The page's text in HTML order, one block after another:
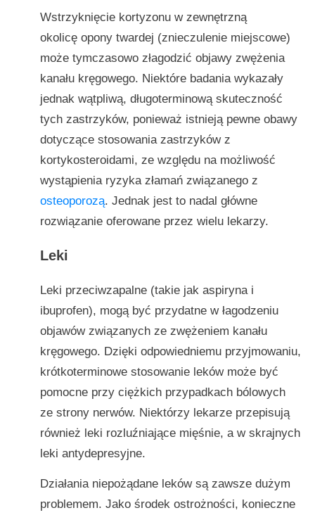
Wstrzyknięcie kortyzonu w zewnętrzną
okolicę opony twardej (znieczulenie miejscowe)
może tymczasowo złagodzić objawy zwężenia
kanału kręgowego. Niektóre badania wykazały
jednak wątpliwą, długoterminową skuteczność
tych zastrzyków, ponieważ istnieją pewne obawy
dotyczące stosowania zastrzyków z
kortykosteroidami, ze względu na możliwość
wystąpienia ryzyka złamań związanego z
osteoporozą. Jednak jest to nadal główne
rozwiązanie oferowane przez wielu lekarzy.
Leki
Leki przeciwzapalne (takie jak aspiryna i
ibuprofen), mogą być przydatne w łagodzeniu
objawów związanych ze zwężeniem kanału
kręgowego. Dzięki odpowiedniemu przyjmowaniu,
krótkoterminowe stosowanie leków może być
pomocne przy ciężkich przypadkach bólowych
ze strony nerwów. Niektórzy lekarze przepisują
również leki rozluźniające mięśnie, a w skrajnych
leki antydepresyjne.
Działania niepożądane leków są zawsze dużym
problemem. Jako środek ostrożności, konieczne